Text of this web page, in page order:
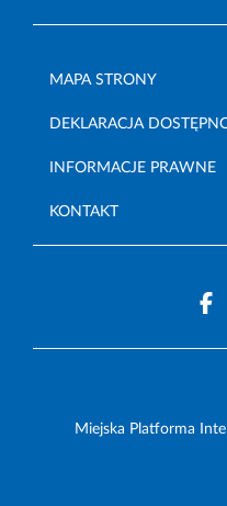
MAPA STRONY
DEKLARACJA
INFORMACJE PRAWNE
KONTAKT
Miejska Platforma